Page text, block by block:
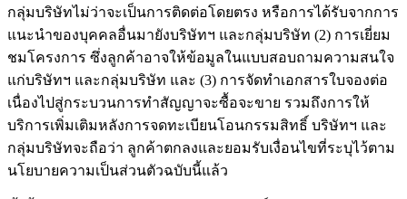
กลุ่มบริษัทไม่ว่าจะเป็นการติดต่อโดยตรง หรือการได้รับจากการ
แนะนำของบุคคลอื่นมายังบริษัทฯ และกลุ่มบริษัท (2) การเยี่ยม
ชมโครงการ ซึ่งลูกค้าอาจให้ข้อมูลในแบบสอบถามความสนใจ
แก่บริษัทฯ และกลุ่มบริษัท และ (3) การจัดทำเอกสารใบจองต่อ
เนื่องไปสู่กระบวนการทำสัญญาจะซื้อจะขาย รวมถึงการให้
บริการเพิ่มเติมหลังการจดทะเบียนโอนกรรมสิทธิ์ บริษัทฯ และ
กลุ่มบริษัทจะถือว่า ลูกค้าตกลงและยอมรับเงื่อนไขที่ระบุไว้ตาม
นโยบายความเป็นส่วนตัวฉบับนี้แล้ว